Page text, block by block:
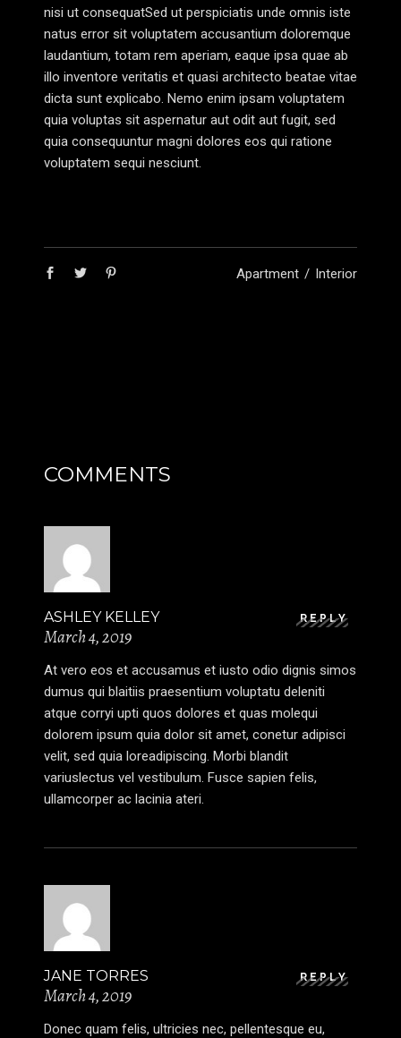
nisi ut consequatSed ut perspiciatis unde omnis iste
natus error sit voluptatem accusantium doloremque
laudantium, totam rem aperiam, eaque ipsa quae ab
illo inventore veritatis et quasi architecto beatae vitae
dicta sunt explicabo. Nemo enim ipsam voluptatem
quia voluptas sit aspernatur aut odit aut fugit, sed
quia consequuntur magni dolores eos qui ratione
voluptatem sequi nesciunt.
Apartment Interior
COMMENTS
ASHLEY KELLEY
March 4, 2019
REPLY
At vero eos et accusamus et iusto odio dignis simos
dumus qui blaitiis praesentium voluptatu deleniti
atque corryi upti quos dolores et quas molequi
dolorem ipsum quia dolor sit amet, conetur adipisci
velit, sed quia loreadipiscing. Morbi blandit
variuslectus vel vestibulum. Fusce sapien felis,
ullamcorper ac lacinia ateri.
JANE TORRES
March 4, 2019
REPLY
Donec quam felis, ultricies nec, pellentesque eu,